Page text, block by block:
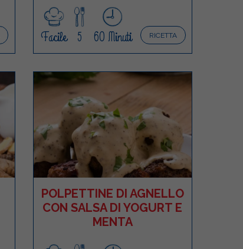
RICETTA
Facile 5 60 Minuti
POLPETTINE DI AGNELLO
CON SALSA DI YOGURT E
MENTA